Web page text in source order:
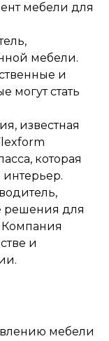
мебели для
мебели.
и
могут стать
известная
которая
решения для
Компания
и
мебели